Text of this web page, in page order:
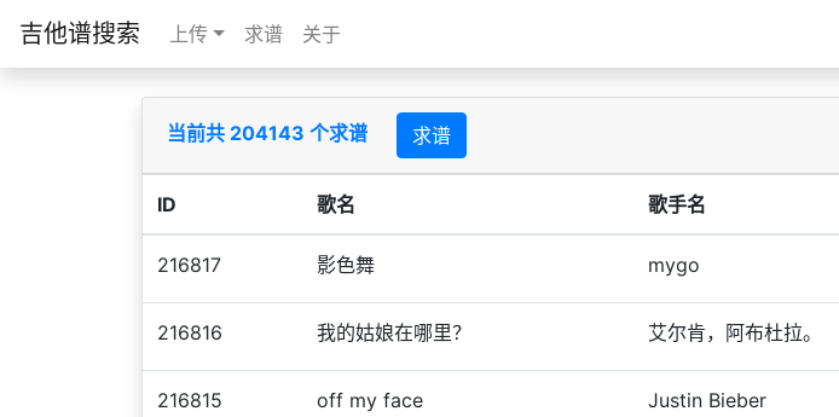
吉他谱搜索 上传 求谱 关于
当前共 204143 个求谱 求谱
ID 歌名 歌手名
216817 影色舞 mygo
216816 我的姑娘在哪里？ 艾尔肯，阿布杜拉。
216815 off my face Justin Bieber